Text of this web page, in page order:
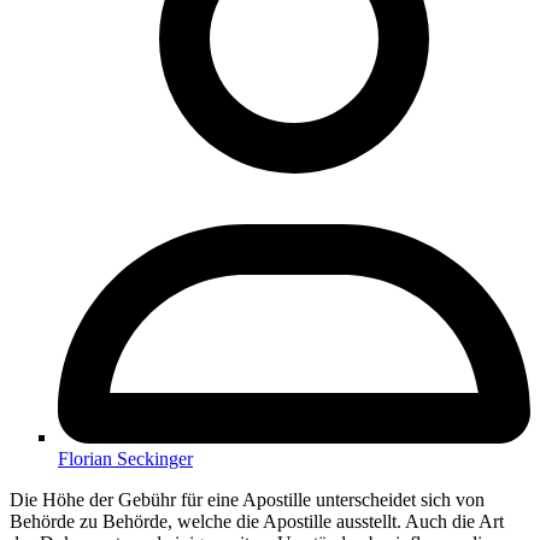
Florian Seckinger
Die Höhe der Gebühr für eine Apostille unterscheidet sich von
Behörde zu Behörde, welche die Apostille ausstellt. Auch die Art